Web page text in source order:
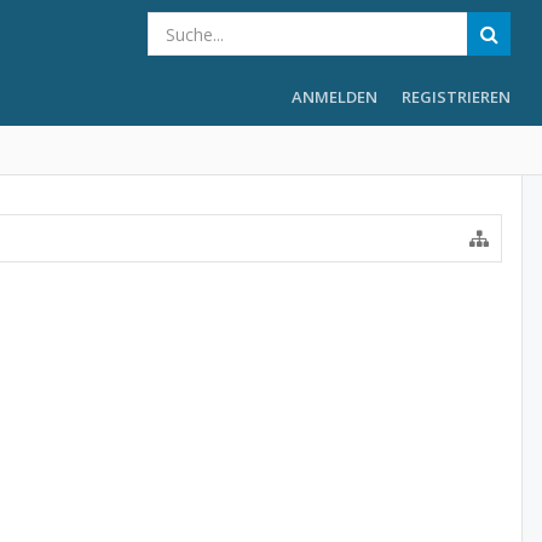
ANMELDEN REGISTRIEREN